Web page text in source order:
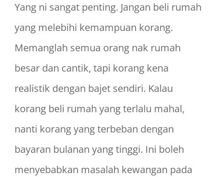
Yang ni sangat penting. Jangan beli rumah
yang melebihi kemampuan korang.
Memanglah semua orang nak rumah
besar dan cantik, tapi korang kena
realistik dengan bajet sendiri. Kalau
korang beli rumah yang terlalu mahal,
nanti korang yang terbeban dengan
bayaran bulanan yang tinggi. Ini boleh
menyebabkan masalah kewangan pada